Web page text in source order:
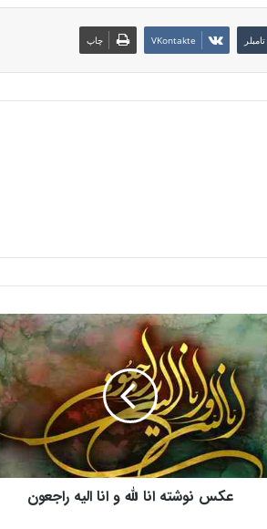
‫تامبلر ‫VKontakte چاپ
عکس نوشته انا لله و انا الیه راجعون